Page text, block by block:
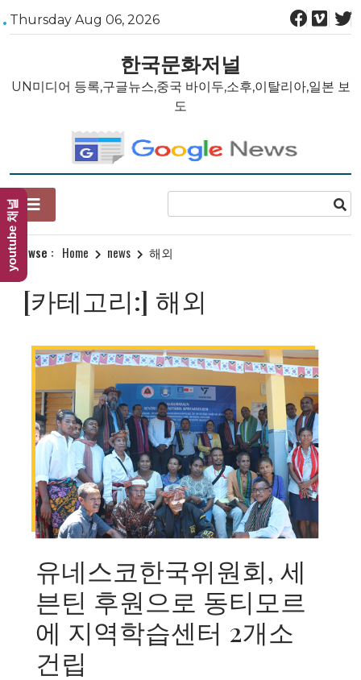
Skip
to
Thursday Aug 06, 2026
한국문화저널
UN미디어 등록,구글뉴스,중국 바이두,소후,이탈리아,일본 보
도
Browse : Home news 해외
[카테고리:] 해외
유네스코한국위원회, 세
븐틴 후원으로 동티모르
에 지역학습센터 2개소
건립
youtube 채널